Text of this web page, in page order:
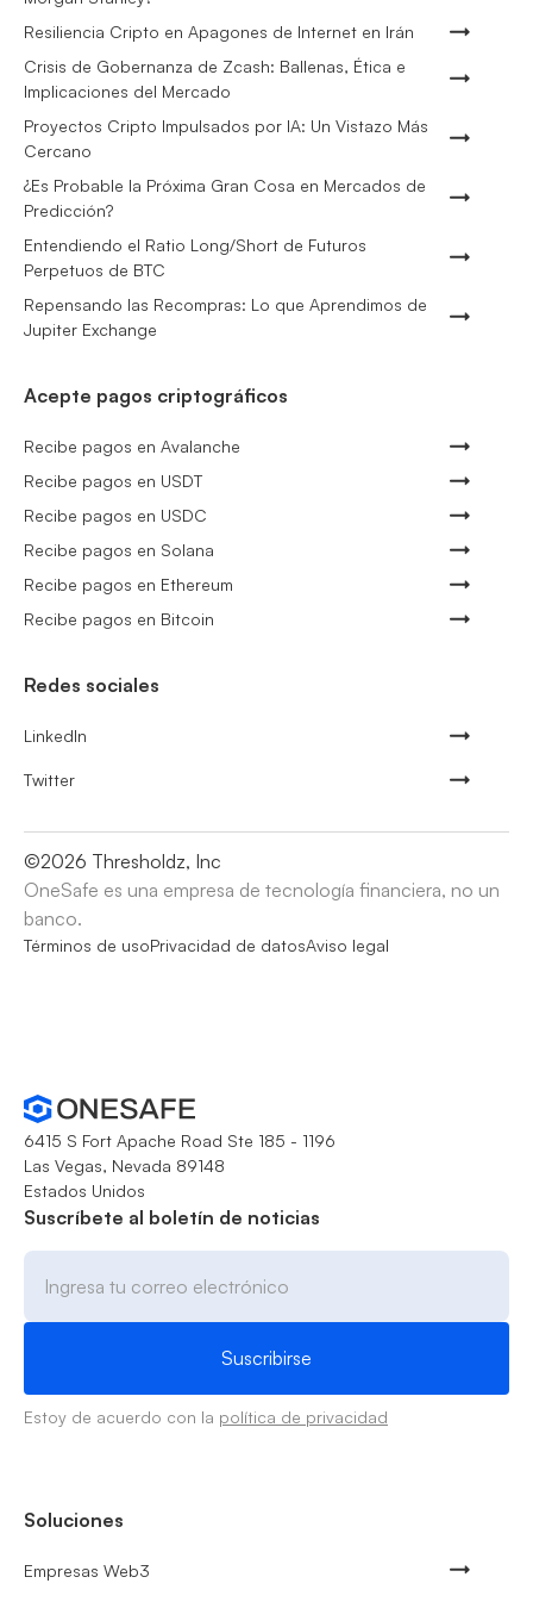
Resiliencia Cripto en Apagones de Internet en Irán
Crisis de Gobernanza de Zcash: Ballenas, Ética e
Implicaciones del Mercado
Proyectos Cripto Impulsados por IA: Un Vistazo Más
Cercano
¿Es Probable la Próxima Gran Cosa en Mercados de
Predicción?
Entendiendo el Ratio Long/Short de Futuros
Perpetuos de BTC
Repensando las Recompras: Lo que Aprendimos de
Jupiter Exchange
Acepte pagos criptográficos
Recibe pagos en Avalanche
Recibe pagos en USDT
Recibe pagos en USDC
Recibe pagos en Solana
Recibe pagos en Ethereum
Recibe pagos en Bitcoin
Redes sociales
LinkedIn
Twitter
©2026 Thresholdz, Inc
OneSafe es una empresa de tecnología financiera, no un
banco.
Términos de usoPrivacidad de datosAviso legal
6415 S Fort Apache Road Ste 185 - 1196
Las Vegas, Nevada 89148
Estados Unidos
Suscríbete al boletín de noticias
Estoy de acuerdo con la política de privacidad
Soluciones
Empresas Web3